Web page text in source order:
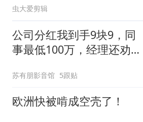
虫大爱剪辑
公司分红我到手9块9，同
事最低100万，经理还劝
苏有朋影音馆 5跟贴
欧洲快被啃成空壳了！